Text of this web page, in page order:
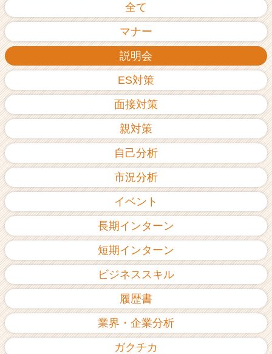
全て
マナー
説明会
ES対策
面接対策
親対策
自己分析
市況分析
イベント
長期インターン
短期インターン
ビジネススキル
履歴書
業界・企業分析
ガクチカ